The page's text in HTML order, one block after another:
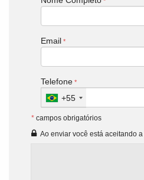
Email
Telefone
+55
* campos obrigatórios
Ao enviar você está aceitando a